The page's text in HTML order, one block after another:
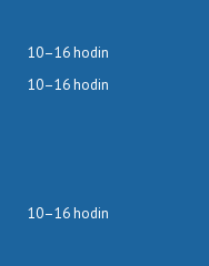
10–16 hodin
10–16 hodin
10–16 hodin